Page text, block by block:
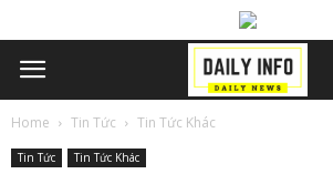
Home Tin Tức Tin Tức Khác
Tin Tức Tin Tức Khác